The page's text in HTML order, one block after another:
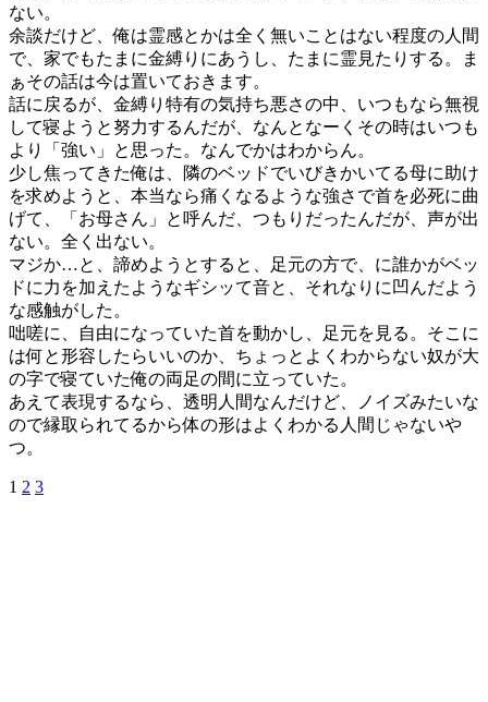
ない。
余談だけど、俺は霊感とかは全く無いことはない程度の人間
で、家でもたまに金縛りにあうし、たまに霊見たりする。ま
ぁその話は今は置いておきます。
話に戻るが、金縛り特有の気持ち悪さの中、いつもなら無視
して寝ようと努力するんだが、なんとなーくその時はいつも
より「強い」と思った。なんでかはわからん。
少し焦ってきた俺は、隣のベッドでいびきかいてる母に助け
を求めようと、本当なら痛くなるような強さで首を必死に曲
げて、「お母さん」と呼んだ、つもりだったんだが、声が出
ない。全く出ない。
マジか…と、諦めようとすると、足元の方で、に誰かがベッ
ドに力を加えたようなギシッて音と、それなりに凹んだよう
な感触がした。
咄嗟に、自由になっていた首を動かし、足元を見る。そこに
は何と形容したらいいのか、ちょっとよくわからない奴が大
の字で寝ていた俺の両足の間に立っていた。
あえて表現するなら、透明人間なんだけど、ノイズみたいな
ので縁取られてるから体の形はよくわかる人間じゃないや
つ。
1 2 3